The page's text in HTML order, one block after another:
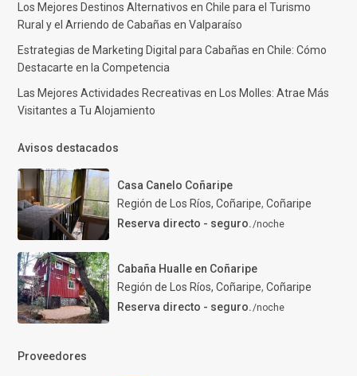
Los Mejores Destinos Alternativos en Chile para el Turismo
Rural y el Arriendo de Cabañas en Valparaíso
Estrategias de Marketing Digital para Cabañas en Chile: Cómo
Destacarte en la Competencia
Las Mejores Actividades Recreativas en Los Molles: Atrae Más
Visitantes a Tu Alojamiento
Avisos destacados
Casa Canelo Coñaripe
Región de Los Ríos, Coñaripe, Coñaripe
Reserva directo - seguro./noche
Cabaña Hualle en Coñaripe
Región de Los Ríos, Coñaripe, Coñaripe
Reserva directo - seguro./noche
Proveedores